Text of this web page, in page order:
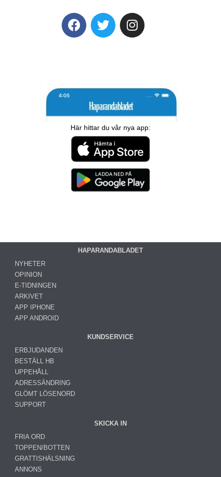
Här hittar du vår nya app:
HAPARANDABLADET
NYHETER
OPINION
E-TIDNINGEN
ARKIVET
APP IPHONE
APP ANDROID
KUNDSERVICE
ERBJUDANDEN
BESTÄLL HB
UPPEHÅLL
ADRESSÄNDRING
GLÖMT LÖSENORD
SUPPORT
SKICKA IN
FRIA ORD
TOPPEN/BOTTEN
GRATTISHÄLSNING
ANNONS